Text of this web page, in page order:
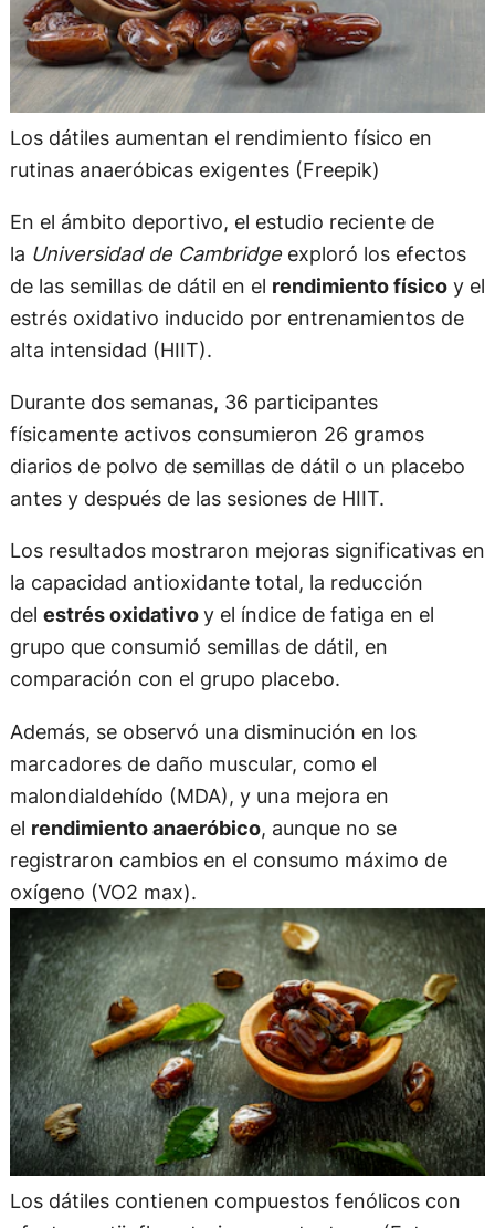
Los dátiles aumentan el rendimiento físico en
rutinas anaeróbicas exigentes (Freepik)
En el ámbito deportivo, el estudio reciente de
la Universidad de Cambridge exploró los efectos
de las semillas de dátil en el rendimiento físicoy el
estrés oxidativo inducido por entrenamientos de
alta intensidad (HIIT).
Durante dos semanas, 36 participantes
físicamente activos consumieron 26 gramos
diarios de polvo de semillas de dátil o un placebo
antes y después de las sesiones de HIIT.
Los resultados mostraron mejoras significativas en
la capacidad antioxidante total, la reducción
del estrés oxidativoy el índice de fatiga en el
grupo que consumió semillas de dátil, en
comparación con el grupo placebo.
Además, se observó una disminución en los
marcadores de daño muscular, como el
malondialdehído (MDA), y una mejora en
el rendimiento anaeróbico, aunque no se
registraron cambios en el consumo máximo de
oxígeno (VO2 max).
Los dátiles contienen compuestos fenólicos con